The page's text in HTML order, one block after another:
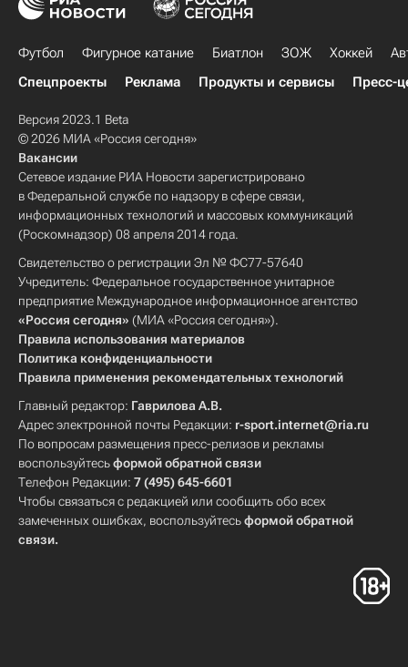
Футбол Фигурное катание Биатлон ЗОЖ Хоккей
Спецпроекты
Реклама Продукты и сервисы Пресс-
Версия 2023.1 Beta
© 2026 МИА «Россия сегодня»
Вакансии
Сетевое издание РИА Новости зарегистрировано
в Федеральной службе по надзору в сфере связи,
информационных технологий и массовых коммуникаций
(Роскомнадзор) 08 апреля 2014 года.
Свидетельство о регистрации Эл № ФС77-57640
Учредитель: Федеральное государственное унитарное
предприятие Международное информационное агентство
«Россия сегодня» (МИА «Россия сегодня»).
Правила использования материалов
Политика конфиденциальности
Правила применения рекомендательных технологий
Главный редактор: Гаврилова А.В.
Адрес электронной почты Редакции: r-sport.internet@ria.ru
По вопросам размещения пресс-релизов и рекламы
воспользуйтесьформой обратной связи
Телефон Редакции: 7 (495) 645-6601
Чтобы связаться с редакцией или сообщить обо всех
замеченных ошибках, воспользуйтесьформой обратной
связи.